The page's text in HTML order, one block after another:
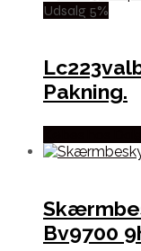
Udsalg 5%
Pakning.
Bv9700